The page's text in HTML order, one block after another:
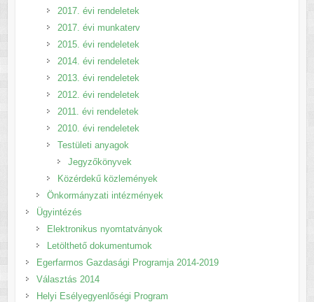
2017. évi rendeletek
2017. évi munkaterv
2015. évi rendeletek
2014. évi rendeletek
2013. évi rendeletek
2012. évi rendeletek
2011. évi rendeletek
2010. évi rendeletek
Testületi anyagok
Jegyzőkönyvek
Közérdekű közlemények
Önkormányzati intézmények
Ügyintézés
Elektronikus nyomtatványok
Letölthető dokumentumok
Egerfarmos Gazdasági Programja 2014-2019
Választás 2014
Helyi Esélyegyenlőségi Program